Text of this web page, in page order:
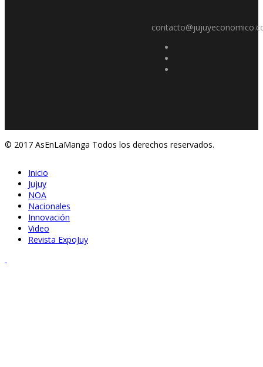
© 2017 AsEnLaManga Todos los derechos reservados.
Inicio
Jujuy
NOA
Nacionales
Innovación
Video
Revista ExpoJuy